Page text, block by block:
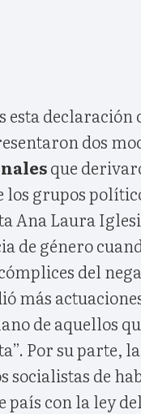
esta declaración
dos
que
los grupos
Ana Laura
de género
del
más
de aquellos
Por su parte,
socialistas de
con la ley del